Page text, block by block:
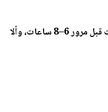
وتشدد على عدم تكرار الجرعات قبل مرور 6–8 ساعات، وألا